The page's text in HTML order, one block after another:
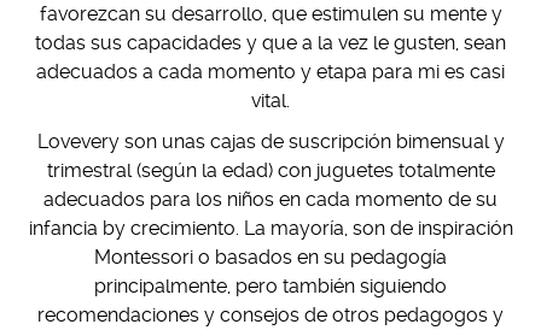
favorezcan su desarrollo, que estimulen su mente y
todas sus capacidades y que a la vez le gusten, sean
adecuados a cada momento y etapa para mi es casi
vital.
Lovevery son unas cajas de suscripción bimensual y
trimestral (según la edad) con juguetes totalmente
adecuados para los niños en cada momento de su
infancia by crecimiento. La mayoría, son de inspiración
Montessori o basados en su pedagogía
principalmente, pero también siguiendo
recomendaciones y consejos de otros pedagogos y